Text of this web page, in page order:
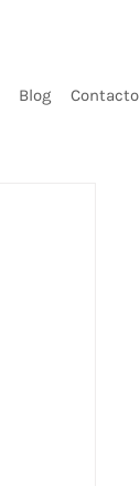
Blog Contacto